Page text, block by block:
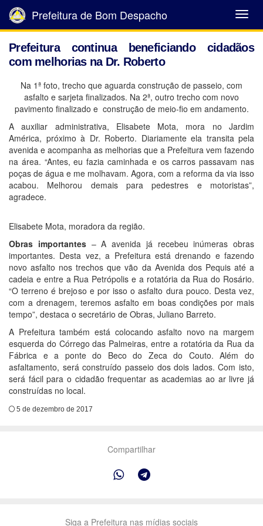
Abrir
Menu
Prefeitura de Bom Despacho
Prefeitura continua beneficiando cidadãos
com melhorias na Dr. Roberto
Na 1ª foto, trecho que aguarda construção de passeio, com
asfalto e sarjeta finalizados. Na 2ª, outro trecho com novo
pavimento finalizado e construção de meio-fio em andamento.
A auxiliar administrativa, Elisabete Mota, mora no Jardim
América, próximo à Dr. Roberto. Diariamente ela transita pela
avenida e acompanha as melhorias que a Prefeitura vem fazendo
na área. “Antes, eu fazia caminhada e os carros passavam nas
poças de água e me molhavam. Agora, com a reforma da via isso
acabou. Melhorou demais para pedestres e motoristas”,
agradece.
Elisabete Mota, moradora da região.
Obras importantes– A avenida já recebeu inúmeras obras
importantes. Desta vez, a Prefeitura está drenando e fazendo
novo asfalto nos trechos que vão da Avenida dos Pequis até a
cadeia e entre a Rua Petrópolis e a rotatória da Rua do Rosário.
“O terreno é brejoso e por isso o asfalto dura pouco. Desta vez,
com a drenagem, teremos asfalto em boas condições por mais
tempo”, destaca o secretário de Obras, Juliano Barreto.
A Prefeitura também está colocando asfalto novo na margem
esquerda do Córrego das Palmeiras, entre a rotatória da Rua da
Fábrica e a ponte do Beco do Zeca do Couto. Além do
asfaltamento, será construído passeio dos dois lados. Com isto,
será fácil para o cidadão frequentar as academias ao ar livre já
construídas no local.
5 de dezembro de 2017
Compartilhar
Siga a Prefeitura nas mídias sociais